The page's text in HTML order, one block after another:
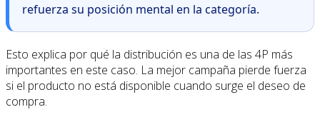
refuerza su posición mental en la categoría.
Esto explica por qué la distribución es una de las 4P más
importantes en este caso. La mejor campaña pierde fuerza
si el producto no está disponible cuando surge el deseo de
compra.